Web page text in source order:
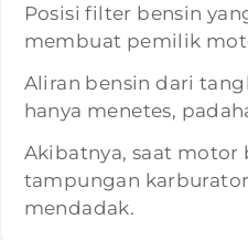
Posisi filter bensin
membuat pemilik
Aliran bensin dari
hanya menetes,
Akibatnya, saat motor
tampungan
mendadak.